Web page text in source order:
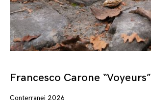
Francesco Carone “Voyeurs”
Conterranei 2026